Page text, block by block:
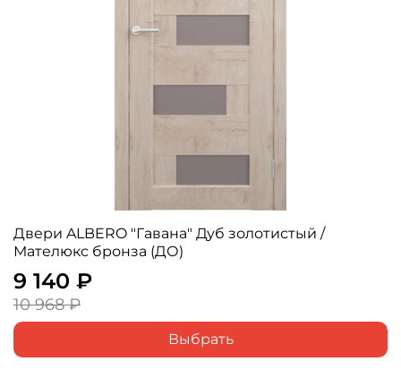
Двери ALBERO "Гавана" Дуб золотистый /
Мателюкс бронза (ДО)
9 140 ₽
10 968 ₽
Выбрать